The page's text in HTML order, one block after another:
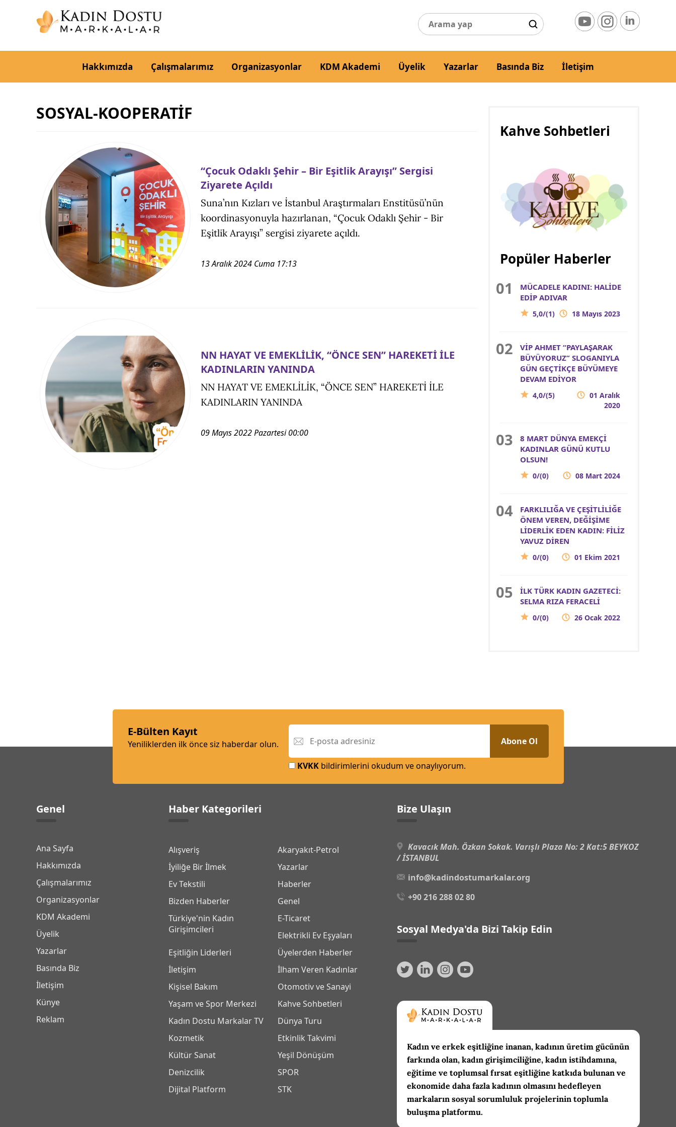
Hakkımızda Çalışmalarımız Organizasyonlar KDM Akademi Üyelik Yazarlar Basında Biz İletişim
SOSYAL-KOOPERATİF
“Çocuk Odaklı Şehir – Bir Eşitlik Arayışı” Sergisi
Ziyarete Açıldı
Suna’nın Kızları ve İstanbul Araştırmaları Enstitüsü’nün
koordinasyonuyla hazırlanan, “Çocuk Odaklı Şehir - Bir
Eşitlik Arayışı” sergisi ziyarete açıldı.
13 Aralık 2024 Cuma 17:13
NN HAYAT VE EMEKLİLİK, “ÖNCE SEN” HAREKETİ İLE
KADINLARIN YANINDA
NN HAYAT VE EMEKLİLİK, “ÖNCE SEN” HAREKETİ İLE
KADINLARIN YANINDA
09 Mayıs 2022 Pazartesi 00:00
Kahve Sohbetleri
Popüler Haberler
MÜCADELE KADINI: HALİDE
EDİP ADIVAR
5,0/(1) 18 Mayıs 2023
VİP AHMET “PAYLAŞARAK
BÜYÜYORUZ” SLOGANIYLA
GÜN GEÇTİKÇE BÜYÜMEYE
DEVAM EDİYOR
4,0/(5)
01 Aralık
2020
8 MART DÜNYA EMEKÇİ
KADINLAR GÜNÜ KUTLU
OLSUN!
0/(0) 08 Mart 2024
FARKLILIĞA VE ÇEŞİTLİLİĞE
ÖNEM VEREN, DEĞİŞİME
LİDERLİK EDEN KADIN: FİLİZ
YAVUZ DİREN
0/(0) 01 Ekim 2021
İLK TÜRK KADIN GAZETECİ:
SELMA RIZA FERACELİ
0/(0) 26 Ocak 2022
E-Bülten Kayıt
Yeniliklerden ilk önce siz haberdar olun. Abone Ol
KVKKbildirimlerini okudum ve onaylıyorum.
Genel
Ana Sayfa
Hakkımızda
Çalışmalarımız
Organizasyonlar
KDM Akademi
Üyelik
Yazarlar
Basında Biz
İletişim
Künye
Reklam
Haber Kategorileri
Alışveriş
Akaryakıt-Petrol
İyiliğe Bir İlmek
Yazarlar
Ev Tekstili
Haberler
Bizden Haberler
Genel
Türkiye'nin Kadın
Girişimcileri
E-Ticaret
Elektrikli Ev Eşyaları
Eşitliğin Liderleri
Üyelerden Haberler
İletişim
İlham Veren Kadınlar
Kişisel Bakım
Otomotiv ve Sanayi
Yaşam ve Spor Merkezi
Kahve Sohbetleri
Kadın Dostu Markalar TV
Dünya Turu
Kozmetik
Etkinlik Takvimi
Kültür Sanat
Yeşil Dönüşüm
Denizcilik
SPOR
Dijital Platform
STK
Bize Ulaşın
Kavacık Mah. Özkan Sokak. Varışlı Plaza No: 2 Kat:5 BEYKOZ
/ İSTANBUL
info@kadindostumarkalar.org
+90 216 288 02 80
Sosyal Medya'da Bizi Takip Edin
Kadın ve erkek eşitliğine inanan, kadının üretim gücünün
farkında olan, kadın girişimciliğine, kadın istihdamına,
eğitime ve toplumsal fırsat eşitliğine katkıda bulunan ve
ekonomide daha fazla kadının olmasını hedefleyen
markaların sosyal sorumluluk projelerinin toplumla
buluşma platformu.